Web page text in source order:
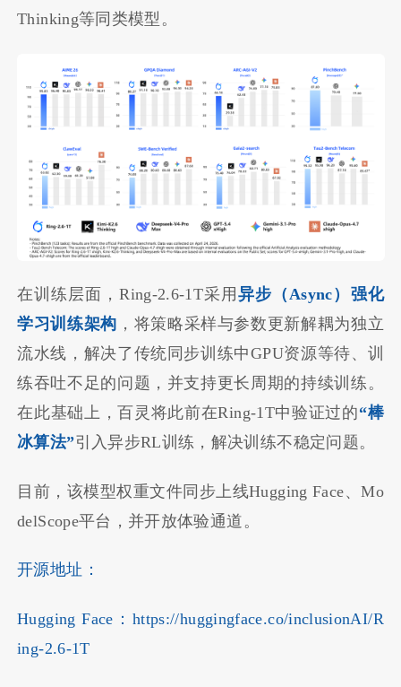
Thinking等同类模型。
在训练层面，Ring-2.6-1T采用 异步（Async）强化
学习训练架构 ，将策略采样与参数更新解耦为独立
流水线，解决了传统同步训练中GPU资源等待、训
练吞吐不足的问题，并支持更长周期的持续训练。
在此基础上，百灵将此前在Ring-1T中验证过的“棒
冰算法”引入异步RL训练，解决训练不稳定问题。
目前，该模型权重文件同步上线Hugging Face、Mo
delScope平台，并开放体验通道。
开源地址：
Hugging Face：https://huggingface.co/inclusionAI/R
ing-2.6-1T